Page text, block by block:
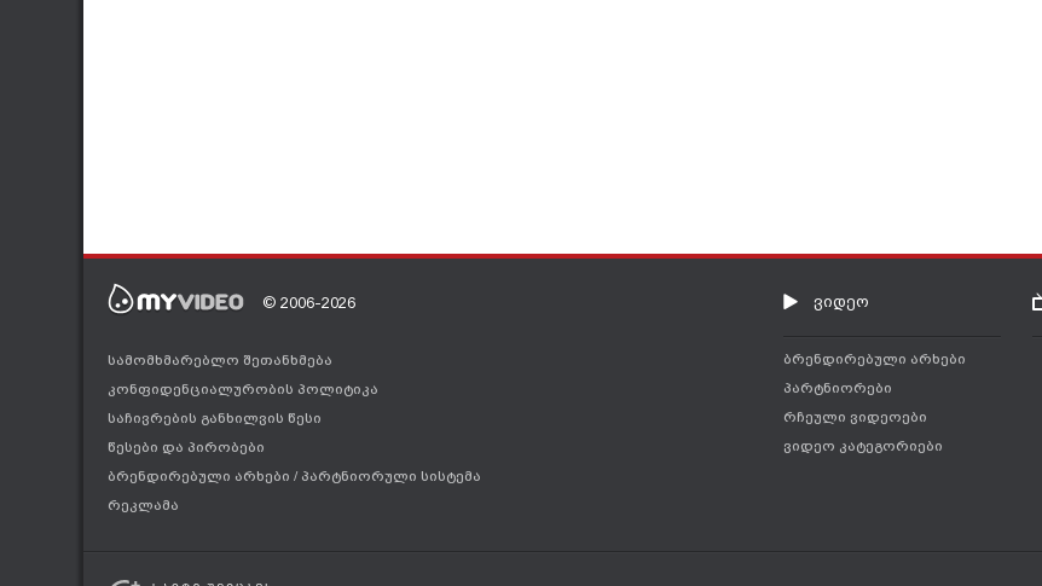
© 2006-2026
სამომხმარებლო შეთანხმება
კონფიდენციალურობის პოლიტიკა
საჩივრების განხილვის წესი
წესები და პირობები
ბრენდირებული არხები / პარტნიორული სისტემა
რეკლამა
ვიდეო
ბრენდირებული არხები
პარტნიორები
რჩეული ვიდეოები
ვიდეო კატეგორიები